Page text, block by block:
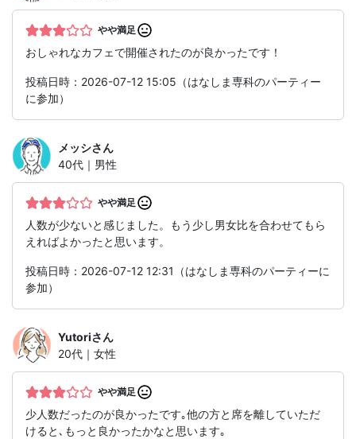
やや満足
おしゃれなカフェで開催されたのが良かったです！
投稿日時：2026-07-12 15:05（はなしま専科のパーティー
に参加）
メッシさん
40代｜男性
やや満足
人数が少ないと感じました。もう少し男女比を合わせてもら
えればよかったと思います。
投稿日時：2026-07-12 12:31（はなしま専科のパーティーに
参加）
Yutoriさん
20代｜女性
やや満足
少人数だったのが良かったです｡他の方と席を離していただ
けると､もっと良かったかなと思います｡